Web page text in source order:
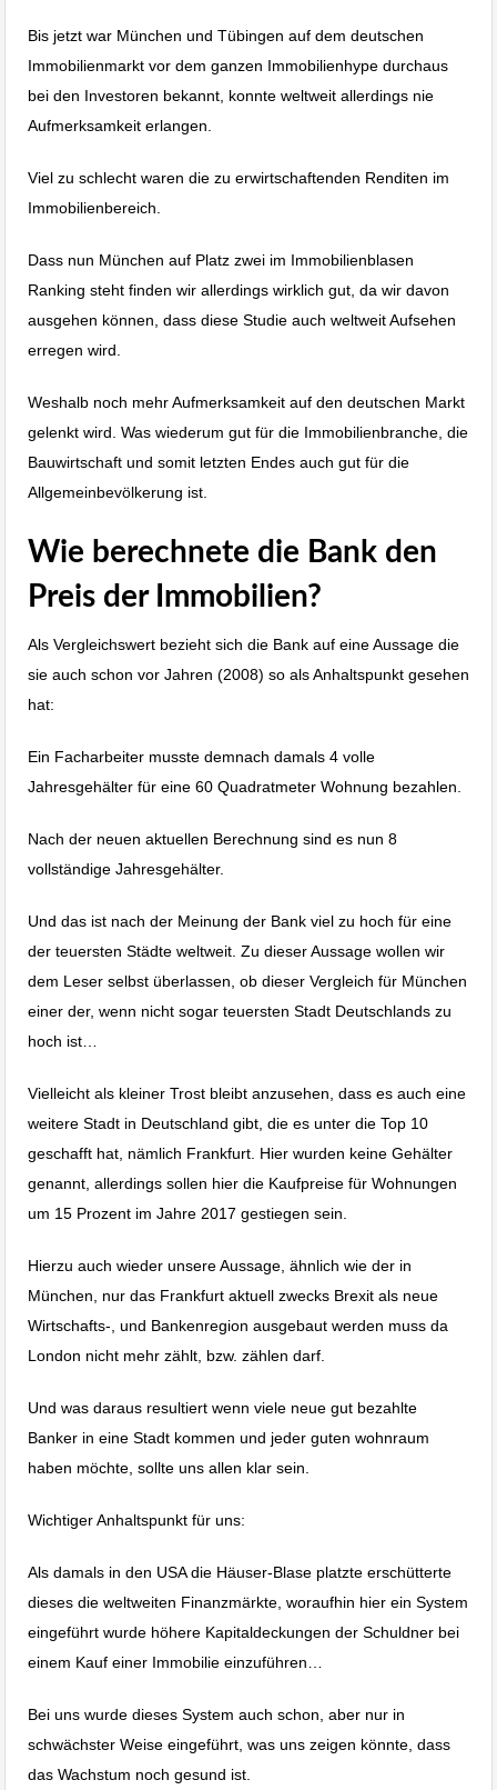
Bis jetzt war München und Tübingen auf dem deutschen
Immobilienmarkt vor dem ganzen Immobilienhype durchaus
bei den Investoren bekannt, konnte weltweit allerdings nie
Aufmerksamkeit erlangen.
Viel zu schlecht waren die zu erwirtschaftenden Renditen im
Immobilienbereich.
Dass nun München auf Platz zwei im Immobilienblasen
Ranking steht finden wir allerdings wirklich gut, da wir davon
ausgehen können, dass diese Studie auch weltweit Aufsehen
erregen wird.
Weshalb noch mehr Aufmerksamkeit auf den deutschen Markt
gelenkt wird. Was wiederum gut für die Immobilienbranche, die
Bauwirtschaft und somit letzten Endes auch gut für die
Allgemeinbevölkerung ist.
Wie berechnete die Bank den
Preis der Immobilien?
Als Vergleichswert bezieht sich die Bank auf eine Aussage die
sie auch schon vor Jahren (2008) so als Anhaltspunkt gesehen
hat:
Ein Facharbeiter musste demnach damals 4 volle
Jahresgehälter für eine 60 Quadratmeter Wohnung bezahlen.
Nach der neuen aktuellen Berechnung sind es nun 8
vollständige Jahresgehälter.
Und das ist nach der Meinung der Bank viel zu hoch für eine
der teuersten Städte weltweit. Zu dieser Aussage wollen wir
dem Leser selbst überlassen, ob dieser Vergleich für München
einer der, wenn nicht sogar teuersten Stadt Deutschlands zu
hoch ist…
Vielleicht als kleiner Trost bleibt anzusehen, dass es auch eine
weitere Stadt in Deutschland gibt, die es unter die Top 10
geschafft hat, nämlich Frankfurt. Hier wurden keine Gehälter
genannt, allerdings sollen hier die Kaufpreise für Wohnungen
um 15 Prozent im Jahre 2017 gestiegen sein.
Hierzu auch wieder unsere Aussage, ähnlich wie der in
München, nur das Frankfurt aktuell zwecks Brexit als neue
Wirtschafts-, und Bankenregion ausgebaut werden muss da
London nicht mehr zählt, bzw. zählen darf.
Und was daraus resultiert wenn viele neue gut bezahlte
Banker in eine Stadt kommen und jeder guten wohnraum
haben möchte, sollte uns allen klar sein.
Wichtiger Anhaltspunkt für uns:
Als damals in den USA die Häuser-Blase platzte erschütterte
dieses die weltweiten Finanzmärkte, woraufhin hier ein System
eingeführt wurde höhere Kapitaldeckungen der Schuldner bei
einem Kauf einer Immobilie einzuführen…
Bei uns wurde dieses System auch schon, aber nur in
schwächster Weise eingeführt, was uns zeigen könnte, dass
das Wachstum noch gesund ist.